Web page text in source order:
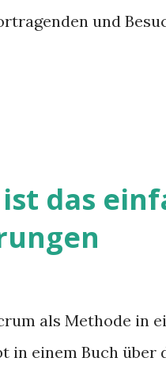
und
das
als Methode in
in einem Buch über